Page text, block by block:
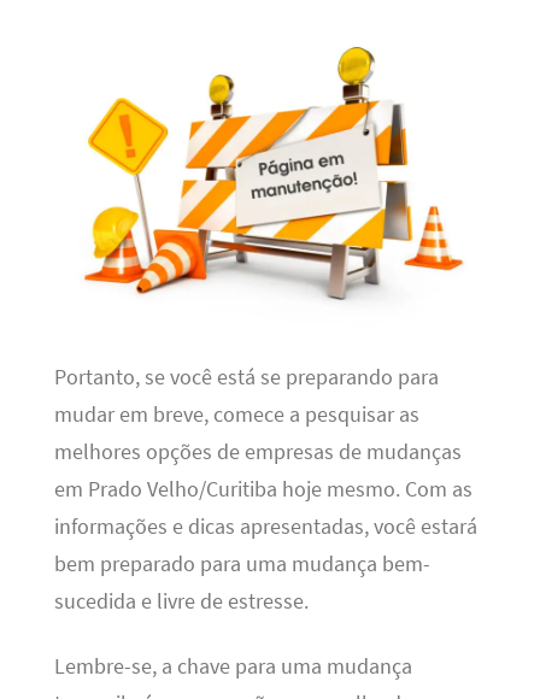
Portanto, se você está se preparando para
mudar em breve, comece a pesquisar as
melhores opções de empresas de mudanças
em Prado Velho/Curitiba hoje mesmo. Com as
informações e dicas apresentadas, você estará
bem preparado para uma mudança bem-
sucedida e livre de estresse.
Lembre-se, a chave para uma mudança